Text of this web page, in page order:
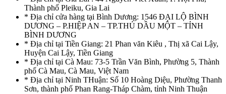
Thành phố Pleiku, Gia Lai
* Địa chỉ cửa hàng tại Bình Dương: 1546 ĐẠI LỘ BÌNH
DƯƠNG – P.HIỆP AN – TP.THỦ DẦU MỘT – TỈNH
BÌNH DƯƠNG
* Địa chỉ tại Tiền Giang: 21 Phan văn Kiêu , Thị xã Cai Lậy,
Huyện Cai Lậy, Tiền Giang
* Địa chỉ tại Cà Mau: 73-5 Trần Văn Bình, Phường 5, Thành
phố Cà Mau, Cà Mau, Việt Nam
* Địa chỉ tại Ninh THuận: Số 10 Hoàng Diệu, Phường Thanh
Sơn, thành phố Phan Rang-Tháp Chàm, tỉnh Ninh Thuận